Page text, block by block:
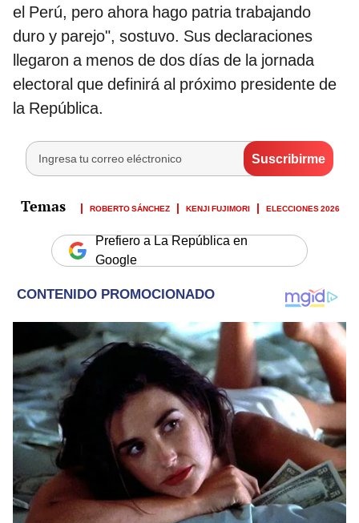
el Perú, pero ahora hago patria trabajando
duro y parejo", sostuvo. Sus declaraciones
llegaron a menos de dos días de la jornada
electoral que definirá al próximo presidente de
la República.
ROBERTO SÁNCHEZ KENJI FUJIMORI ELECCIONES 2026
Prefiero a La República en
Google